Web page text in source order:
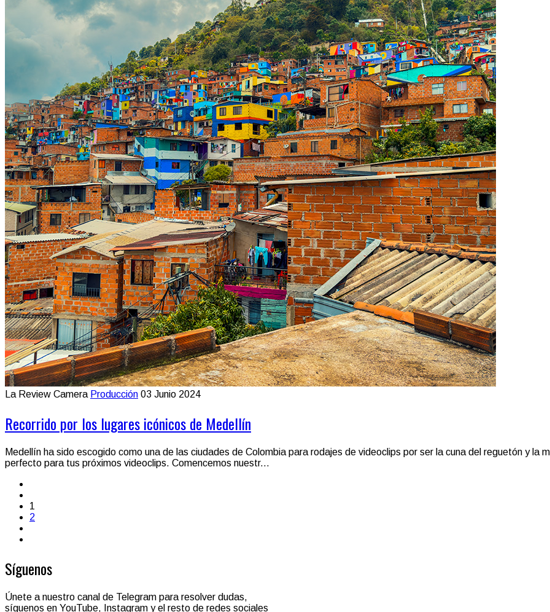
La Review Camera Producción 03 Junio 2024
Recorrido por los lugares icónicos de Medellín
Medellín ha sido escogido como una de las ciudades de Colombia para rodajes de videoclips por ser la cuna del reguetón y la
perfecto para tus próximos videoclips. Comencemos nuestr...
1
2
Síguenos
Únete a nuestro canal de Telegram para resolver dudas,
síguenos en YouTube, Instagram y el resto de redes sociales